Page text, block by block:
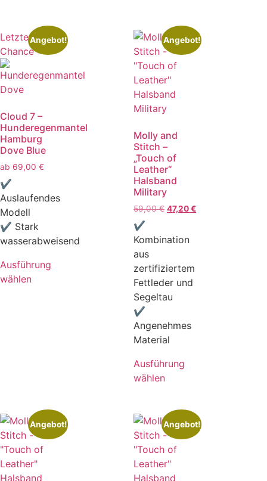
Letzte
Chance
Angebot!
Cloud 7 –
Hunderegenmantel
Hamburg
Dove Blue
ab 69,00 €
✔
Auslaufendes
Modell
✔ Stark
wasserabweisend
Ausführung
wählen
Angebot!
Molly and
Stitch –
„Touch of
Leather“
Halsband
Military
59,00€ 47,20€
✔
Kombination
aus
zertifiziertem
Fettleder und
Segeltau
✔
Angenehmes
Material
Ausführung
wählen
Angebot! Angebot!